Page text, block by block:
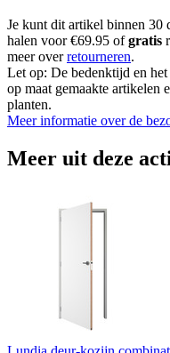
Je kunt dit artikel binnen 30
halen voor €69.95 ofgratis
meer overretourneren.
Let op: De bedenktijd en
op maat gemaakte artikelen
planten.
Meer informatie over de
Meer uit deze